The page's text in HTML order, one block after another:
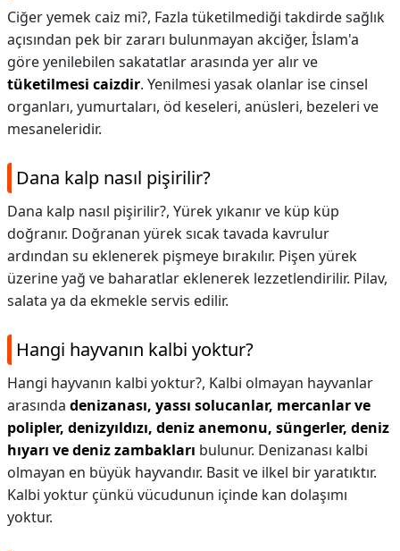
Ciğer yemek caiz mi?, Fazla tüketilmediği takdirde sağlık
açısından pek bir zararı bulunmayan akciğer, İslam'a
göre yenilebilen sakatatlar arasında yer alır ve
tüketilmesi caizdir. Yenilmesi yasak olanlar ise cinsel
organları, yumurtaları, öd keseleri, anüsleri, bezeleri ve
mesaneleridir.
Dana kalp nasıl pişirilir?
Dana kalp nasıl pişirilir?, Yürek yıkanır ve küp küp
doğranır. Doğranan yürek sıcak tavada kavrulur
ardından su eklenerek pişmeye bırakılır. Pişen yürek
üzerine yağ ve baharatlar eklenerek lezzetlendirilir. Pilav,
salata ya da ekmekle servis edilir.
Hangi hayvanın kalbi yoktur?
Hangi hayvanın kalbi yoktur?, Kalbi olmayan hayvanlar
arasında denizanası, yassı solucanlar, mercanlar ve
polipler, denizyıldızı, deniz anemonu, süngerler, deniz
hıyarı ve deniz zambakları bulunur. Denizanası kalbi
olmayan en büyük hayvandır. Basit ve ilkel bir yaratıktır.
Kalbi yoktur çünkü vücudunun içinde kan dolaşımı
yoktur.